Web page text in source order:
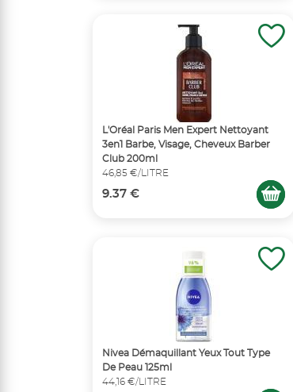
L'Oréal Paris Men Expert Nettoyant
3en1 Barbe, Visage, Cheveux Barber
Club 200ml
46,85 €/LITRE
9.37 €
Nivea Démaquillant Yeux Tout Type
De Peau 125ml
44,16 €/LITRE